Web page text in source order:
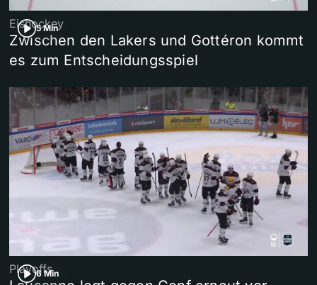
5 Min
Eishockey
Zwischen den Lakers und Gottéron kommt
es zum Entscheidungsspiel
6 Min
Playoffs